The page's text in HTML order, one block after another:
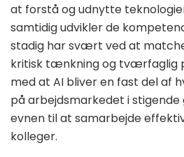
at forstå og udnytte
samtidig udvikler de
stadig har svært ved at
kritisk tænkning og tværfaglig
med at AI bliver en fast del af
på arbejdsmarkedet i
evnen til at samarbejde
kolleger.